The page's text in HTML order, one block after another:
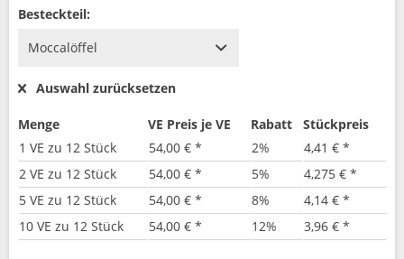
Besteckteil:
Auswahl zurücksetzen
Menge VE Preis je VE Rabatt
Stückpreis
1 VE zu 12 Stück
54,00 € * 2%
4,41 € *
2 VE zu 12 Stück
54,00 € * 5%
4,275 € *
5 VE zu 12 Stück
54,00 € * 8%
4,14 € *
10 VE zu 12 Stück
54,00 € * 12% 3,96 € *